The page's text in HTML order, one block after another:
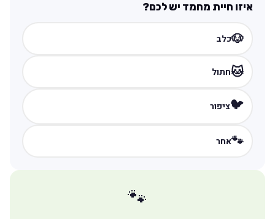
איזו חיית מחמד יש לכם?
🐶כלב
🐱חתול
🐦ציפור
🐾אחר
🐾